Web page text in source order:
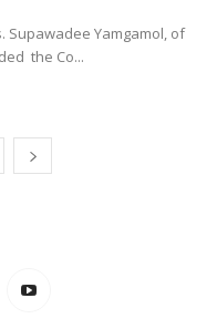
Supawadee Yamgamol, of
the Co...